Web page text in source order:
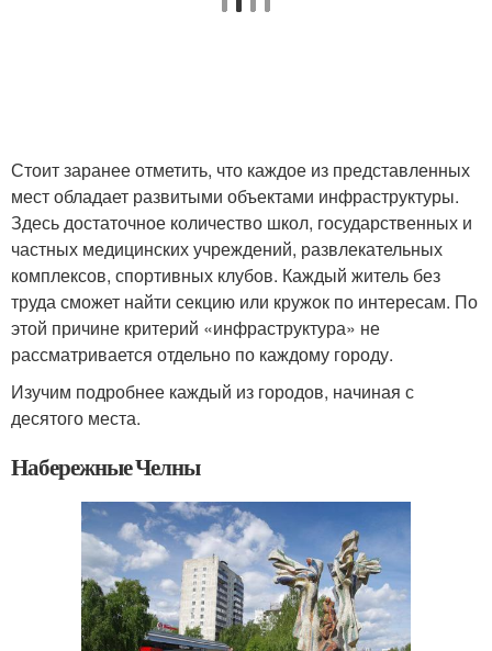
Стоит заранее отметить, что каждое из представленных
мест обладает развитыми объектами инфраструктуры.
Здесь достаточное количество школ, государственных и
частных медицинских учреждений, развлекательных
комплексов, спортивных клубов. Каждый житель без
труда сможет найти секцию или кружок по интересам. По
этой причине критерий «инфраструктура» не
рассматривается отдельно по каждому городу.
Изучим подробнее каждый из городов, начиная с
десятого места.
Набережные Челны